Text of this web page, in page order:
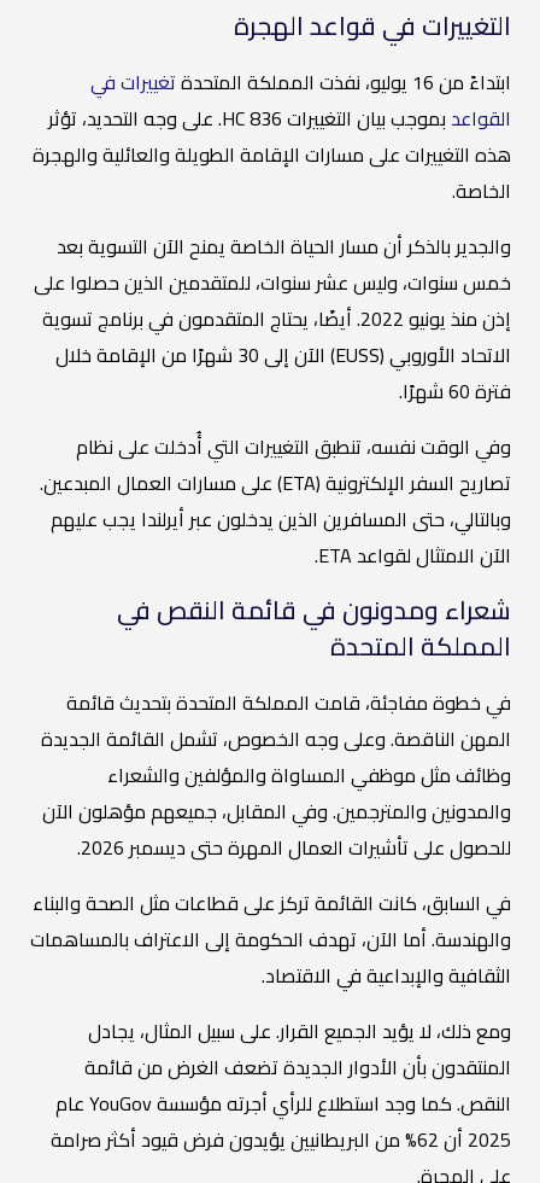
التغييرات في قواعد الهجرة
ابتداءً من 16 يوليو، نفذت المملكة المتحدة
تغييرات في
القواعد
بموجب بيان التغييرات HC 836. على وجه التحديد، تؤثر
هذه التغييرات على مسارات الإقامة الطويلة والعائلية والهجرة
الخاصة.
والجدير بالذكر أن مسار الحياة الخاصة يمنح الآن التسوية بعد
خمس سنوات، وليس عشر سنوات، للمتقدمين الذين حصلوا على
إذن منذ يونيو 2022. أيضًا، يحتاج المتقدمون في برنامج تسوية
الاتحاد الأوروبي (EUSS) الآن إلى 30 شهرًا من الإقامة خلال
فترة 60 شهرًا.
وفي الوقت نفسه، تنطبق التغييرات التي أُدخلت على نظام
تصاريح السفر الإلكترونية (ETA) على مسارات العمال المبدعين.
وبالتالي، حتى المسافرين الذين يدخلون عبر أيرلندا يجب عليهم
الآن الامتثال لقواعد ETA.
شعراء ومدونون في قائمة النقص في
المملكة المتحدة
في خطوة مفاجئة، قامت المملكة المتحدة بتحديث قائمة
المهن الناقصة. وعلى وجه الخصوص، تشمل القائمة الجديدة
وظائف مثل موظفي المساواة والمؤلفين والشعراء
والمدونين والمترجمين. وفي المقابل، جميعهم مؤهلون الآن
للحصول على تأشيرات العمال المهرة حتى ديسمبر 2026.
في السابق، كانت القائمة تركز على قطاعات مثل الصحة والبناء
والهندسة. أما الآن، تهدف الحكومة إلى الاعتراف بالمساهمات
الثقافية والإبداعية في الاقتصاد.
ومع ذلك، لا يؤيد الجميع القرار. على سبيل المثال، يجادل
المنتقدون بأن الأدوار الجديدة تضعف الغرض من قائمة
النقص. كما وجد استطلاع للرأي أجرته مؤسسة YouGov عام
2025 أن 62% من البريطانيين يؤيدون فرض قيود أكثر صرامة
على الهجرة.